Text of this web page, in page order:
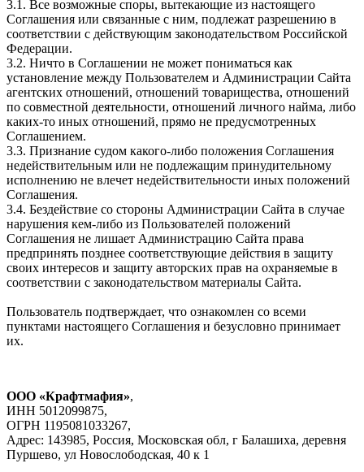
3.1. Все возможные споры, вытекающие из настоящего
Соглашения или связанные с ним, подлежат разрешению в
соответствии с действующим законодательством Российской
Федерации.
3.2. Ничто в Соглашении не может пониматься как
установление между Пользователем и Администрации Сайта
агентских отношений, отношений товарищества, отношений
по совместной деятельности, отношений личного найма, либо
каких-то иных отношений, прямо не предусмотренных
Соглашением.
3.3. Признание судом какого-либо положения Соглашения
недействительным или не подлежащим принудительному
исполнению не влечет недействительности иных положений
Соглашения.
3.4. Бездействие со стороны Администрации Сайта в случае
нарушения кем-либо из Пользователей положений
Соглашения не лишает Администрацию Сайта права
предпринять позднее соответствующие действия в защиту
своих интересов и защиту авторских прав на охраняемые в
соответствии с законодательством материалы Сайта.
Пользователь подтверждает, что ознакомлен со всеми
пунктами настоящего Соглашения и безусловно принимает
их.
ООО «Крафтмафия»,
ИНН 5012099875,
ОГРН 1195081033267,
Адрес: 143985, Россия, Московская обл, г Балашиха, деревня
Пуршево, ул Новослободская, 40 к 1